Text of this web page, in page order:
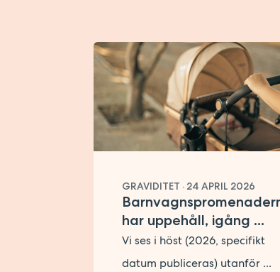
GRAVIDITET · 24 APRIL 2026
har uppehåll, igång ...
Vi ses i höst (2026, specifikt
datum publiceras) utanför ...